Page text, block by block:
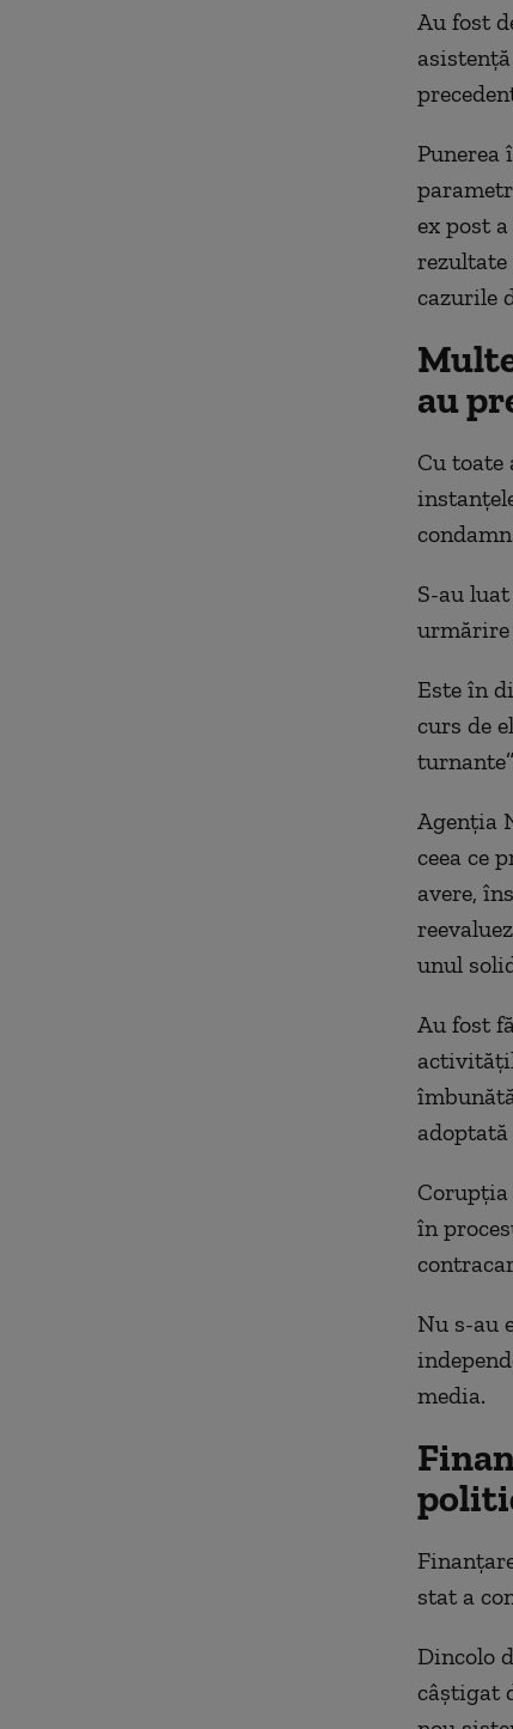
Au fost
Punerea
ex post
cazurile
au
Cu
S-au
Este în
curs de
Agenția
ceea ce
avere,
unul
Au fost
în
Nu s-au
media.
stat a
Dincolo
câștigat